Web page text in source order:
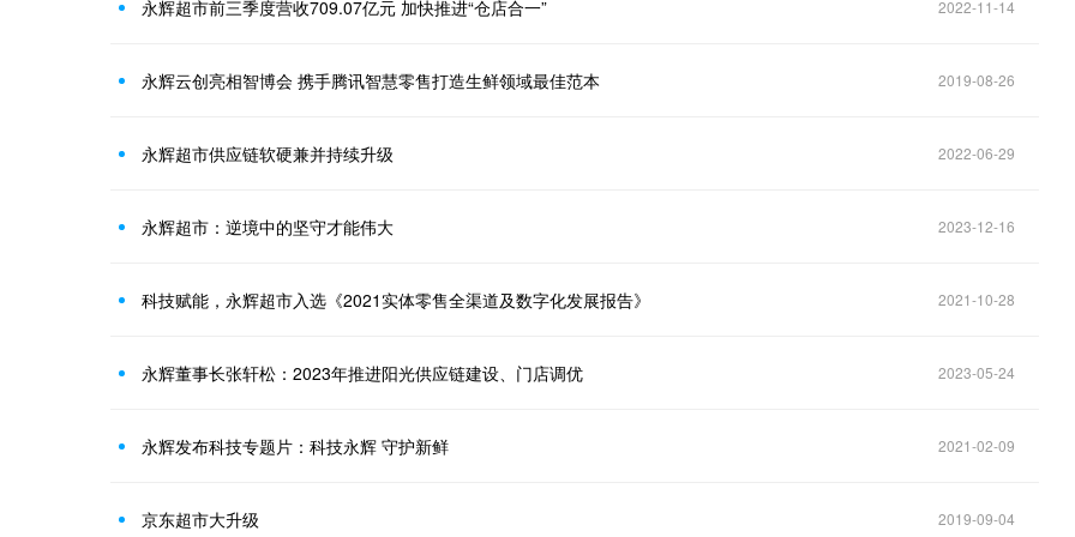
永辉超市前三季度营收709.07亿元 加快推进“仓店合一” 2022-11-14
永辉云创亮相智博会 携手腾讯智慧零售打造生鲜领域最佳范本 2019-08-26
永辉超市供应链软硬兼并持续升级 2022-06-29
永辉超市：逆境中的坚守才能伟大 2023-12-16
科技赋能，永辉超市入选《2021实体零售全渠道及数字化发展报告》 2021-10-28
永辉董事长张轩松：2023年推进阳光供应链建设、门店调优 2023-05-24
永辉发布科技专题片：科技永辉 守护新鲜 2021-02-09
京东超市大升级 2019-09-04